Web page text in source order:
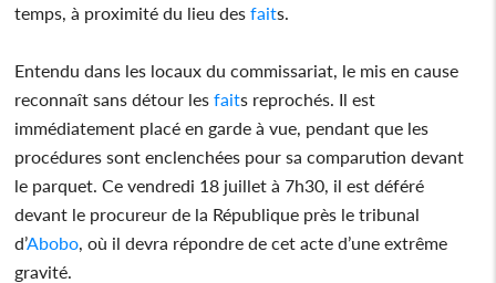
temps, à proximité du lieu desfaits.
Entendu dans les locaux du commissariat, le mis en cause
reconnaît sans détour lesfaits reprochés. Il est
immédiatement placé en garde à vue, pendant que les
procédures sont enclenchées pour sa comparution devant
le parquet. Ce vendredi 18 juillet à 7h30, il est déféré
devant le procureur de la République près le tribunal
d’Abobo, où il devra répondre de cet acte d’une extrême
gravité.